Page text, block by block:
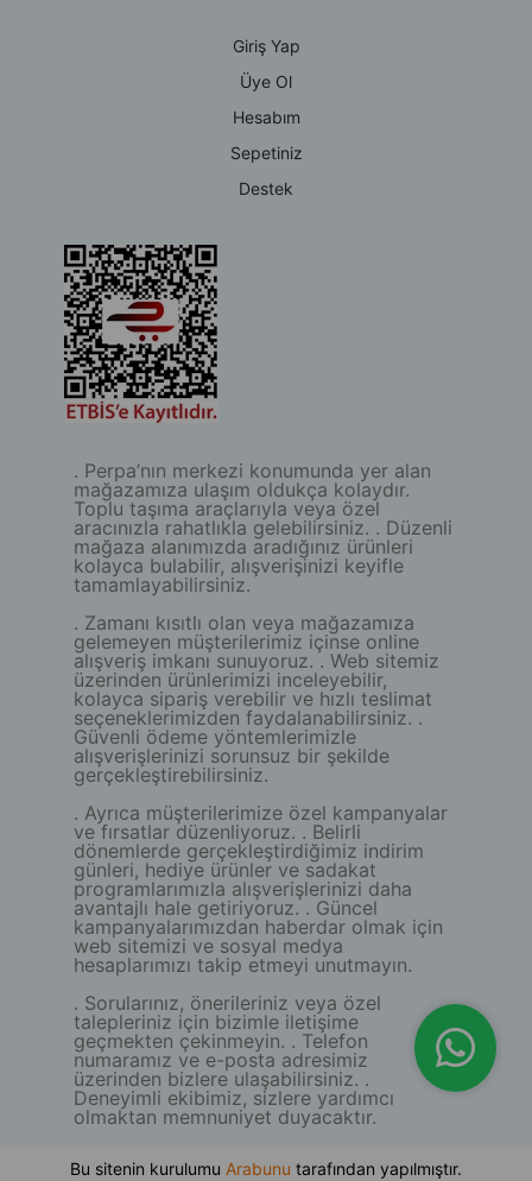
Giriş Yap
Üye Ol
Hesabım
Sepetiniz
Destek
. Perpa’nın merkezi konumunda yer alan
mağazamıza ulaşım oldukça kolaydır.
Toplu taşıma araçlarıyla veya özel
aracınızla rahatlıkla gelebilirsiniz. . Düzenli
mağaza alanımızda aradığınız ürünleri
kolayca bulabilir, alışverişinizi keyifle
tamamlayabilirsiniz.
. Zamanı kısıtlı olan veya mağazamıza
gelemeyen müşterilerimiz içinse online
alışveriş imkanı sunuyoruz. . Web sitemiz
üzerinden ürünlerimizi inceleyebilir,
kolayca sipariş verebilir ve hızlı teslimat
seçeneklerimizden faydalanabilirsiniz. .
Güvenli ödeme yöntemlerimizle
alışverişlerinizi sorunsuz bir şekilde
gerçekleştirebilirsiniz.
. Ayrıca müşterilerimize özel kampanyalar
ve fırsatlar düzenliyoruz. . Belirli
dönemlerde gerçekleştirdiğimiz indirim
günleri, hediye ürünler ve sadakat
programlarımızla alışverişlerinizi daha
avantajlı hale getiriyoruz. . Güncel
kampanyalarımızdan haberdar olmak için
web sitemizi ve sosyal medya
hesaplarımızı takip etmeyi unutmayın.
. Sorularınız, önerileriniz veya özel
talepleriniz için bizimle iletişime
geçmekten çekinmeyin. . Telefon
numaramız ve e-posta adresimiz
üzerinden bizlere ulaşabilirsiniz. .
Deneyimli ekibimiz, sizlere yardımcı
olmaktan memnuniyet duyacaktır.
Bu sitenin kurulumu Arabunu tarafından yapılmıştır.